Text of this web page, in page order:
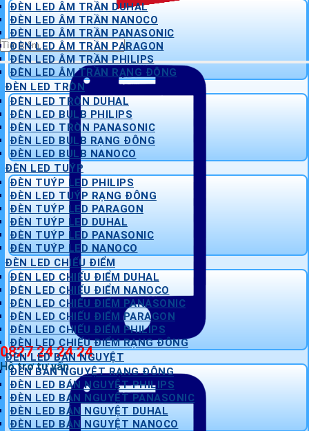
Tìm
kiếm:
0827 24 24 24
Hỗ trợ tư vấn
ĐÈN LED ÂM TRẦN DUHAL
ĐÈN LED ÂM TRẦN NANOCO
ĐÈN LED ÂM TRẦN PANASONIC
ĐÈN LED ÂM TRẦN PARAGON
ĐÈN LED ÂM TRẦN PHILIPS
ĐÈN LED ÂM TRẦN RẠNG ĐÔNG
ĐÈN LED TRÒN
ĐÈN LED TRÒN DUHAL
ĐÈN LED BULB PHILIPS
ĐÈN LED TRÒN PANASONIC
ĐÈN LED BULB RẠNG ĐÔNG
ĐÈN LED BULB NANOCO
ĐÈN LED TUÝP
ĐÈN TUÝP LED PHILIPS
ĐÈN LED TUÝP RẠNG ĐÔNG
ĐÈN TUÝP LED PARAGON
ĐÈN TUÝP LED DUHAL
ĐÈN TUÝP LED PANASONIC
ĐÈN TUÝP LED NANOCO
ĐÈN LED CHIẾU ĐIỂM
ĐÈN LED CHIẾU ĐIỂM DUHAL
ĐÈN LED CHIẾU ĐIỂM NANOCO
ĐÈN LED CHIẾU ĐIỂM PANASONIC
ĐÈN LED CHIẾU ĐIỂM PARAGON
ĐÈN LED CHIẾU ĐIỂM PHILIPS
ĐÈN LED CHIẾU ĐIỂM RẠNG ĐÔNG
ĐÈN LED BÁN NGUYỆT
ĐÈN BÁN NGUYỆT RẠNG ĐÔNG
ĐÈN LED BÁN NGUYỆT PHILIPS
ĐÈN LED BÁN NGUYỆT PANASONIC
ĐÈN LED BÁN NGUYỆT DUHAL
ĐÈN LED BÁN NGUYỆT NANOCO